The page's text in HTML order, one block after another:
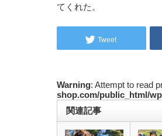
てくれた。
Tweet
Warning: Attempt to read
shop.com/public_html/
関連記事